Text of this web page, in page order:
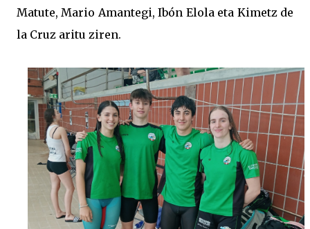
Matute, Mario Amantegi, Ibón Elola eta Kimetz de
la Cruz aritu ziren.